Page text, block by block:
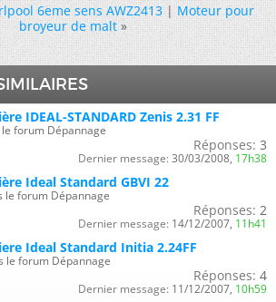
6eme sens AWZ2413|Moteur pour
broyeur de malt »
IDEAL-STANDARD Zenis 2.31 FF
forum Dépannage
Réponses: 3
Dernier message: 30/03/2008, 17h38
Ideal Standard GBVI 22
le forum Dépannage
Réponses: 2
Dernier message: 14/12/2007, 11h41
Ideal Standard Initia 2.24FF
le forum Dépannage
Réponses: 4
Dernier message: 11/12/2007, 10h59